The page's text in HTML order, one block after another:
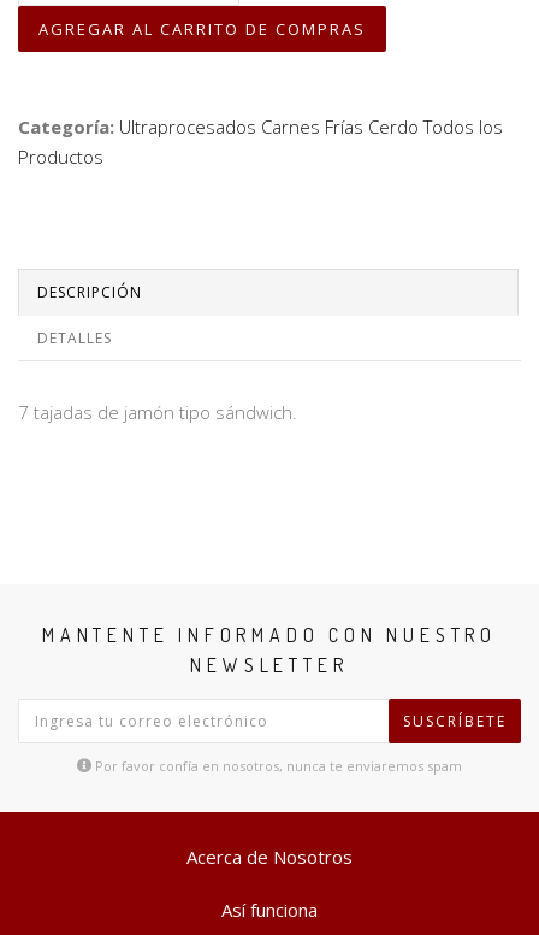
Categoría: Ultraprocesados Carnes Frías Cerdo Todos los
Productos
DESCRIPCIÓN
DETALLES
7 tajadas de jamón tipo sándwich.
MANTENTE INFORMADO CON NUESTRO
NEWSLETTER
SUSCRÍBETE
Por favor confía en nosotros, nunca te enviaremos spam
Acerca de Nosotros
Así funciona